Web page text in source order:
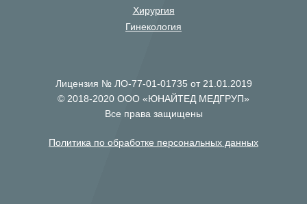
Хирургия
Гинекология
Лицензия № ЛО-77-01-01735 от 21.01.2019
© 2018-2020 ООО «ЮНАЙТЕД МЕДГРУП»
Все права защищены
Политика по обработке персональных данных